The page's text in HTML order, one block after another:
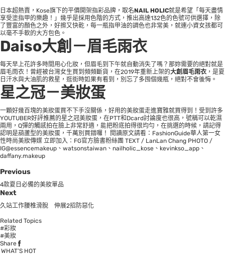
日本超熱賣，Kose旗下的平價開架指彩品牌，取名NAIL HOLIC就是希望「每天盡情
享受塗指甲的樂趣！」幾乎是採用色階的方式，推出高達132色的色號可供選擇，除
了豐富的顏色之外，好擦又快乾，每一瓶指甲油的調色也非常美，就連小資女孩都可
以毫不手軟的大方包色。
Daiso大創－眉毛雨衣
每天早上花許多時間用心化妝，但眉毛到下午就自動消失了嗎？那妳需要的絕對就是
眉毛雨衣！曾經被台灣女生買到頻頻斷貨，在2019年重新上架的大創眉毛雨衣 ，是夏
日汗水與大油肌的救星，逛街時如果有看到，別忘了多囤個幾瓶，絕對不會後悔。
星之冠－美妝蛋
一顆好幾百塊的美妝蛋買不下手沒關係，好用的美妝蛋走進寶雅就買得到！受到許多
YOUTUBER好評推薦的星之冠美妝蛋，在PTT和Dcard討論度也很高，號稱可以乾濕
兩用，Q彈的觸感拍在臉上非常舒適，能把粉底拍得很均勻，在挑選的時候，請記得
認明是葫蘆型的美妝蛋，千萬別買錯囉！ 閱讀原文請看： FashionGuide華人第一女
性時尚美妝傳媒 立即加入： FG官方臉書粉絲團 TEXT / LanLan Chang PHOTO /
IG@essencemakeup 、 watsonstaiwan 、 nailholic_kose 、 kevinkso_app 、
daffany.makeup
Previous
4款夏日必備的美妝單品
Next
久站工作腰椎滑脫 伸展2招防惡化
Related Topics
#彩妝
#美妝
Share
WHAT’S HOT